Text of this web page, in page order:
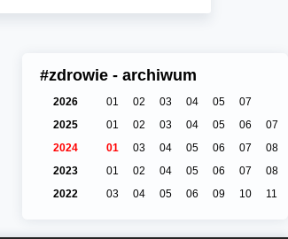
#zdrowie - archiwum
2026 01 02 03 04 05
07
2025
01 02 03 04 05 06
07
2024
01 03 04 05 06 07
08
2023
01 02 04 05 06 07
08
2022
03 04 05 06 09 10 11